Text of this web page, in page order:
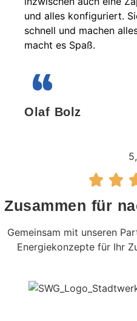
und alles konfiguriert.
schnell und machen
macht es Spaß.
Olaf Bolz
Zusammen für
Gemeinsam mit unseren
Energiekonzepte für Ihr